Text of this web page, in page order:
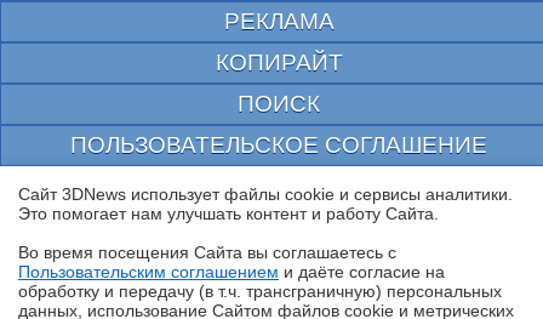
РЕКЛАМА
КОПИРАЙТ
ПОИСК
ПОЛЬЗОВАТЕЛЬСКОЕ СОГЛАШЕНИЕ
ЗАЩИЩЕНО CURATOR
© 1997—2026 Электронное периодическое издание "3ДНьюс" | Свидетельство о
выдано Федеральной Службой по надзору за соблюдением законодательства в сфере
массовых коммуникаций и охране культурного наследия
При цитировании документа ссылка на сайт с указанием автора обязательна. Полное
заимствование документа является нарушением
Сайт 3DNews использует файлы cookie и сервисы аналитики.
Это помогает нам улучшать контент и работу Cайта.
Во время посещения Cайта вы соглашаетесь с
Пользовательским соглашением и даёте согласие на
обработку и передачу (в т.ч. трансграничную) персональных
данных, использование Cайтом файлов cookie и метрических